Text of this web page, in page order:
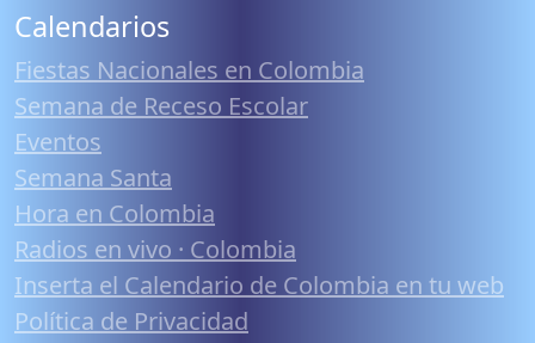
Calendarios
Fiestas Nacionales en Colombia
Semana de Receso Escolar
Eventos
Semana Santa
Hora en Colombia
Radios en vivo · Colombia
Inserta el Calendario de Colombia en tu web
Política de Privacidad